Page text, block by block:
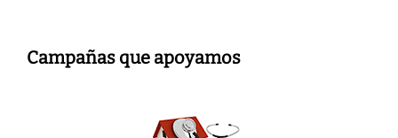
Campañas que apoyamos